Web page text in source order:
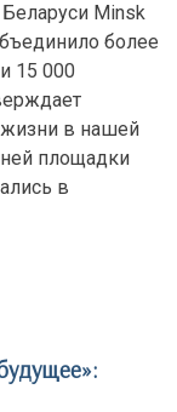
Minsk
более
15 000
жизни в нашей
площадки
в